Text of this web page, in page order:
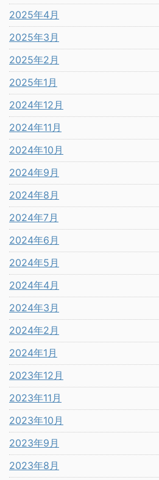
2025年4月
2025年3月
2025年2月
2025年1月
2024年12月
2024年11月
2024年10月
2024年9月
2024年8月
2024年7月
2024年6月
2024年5月
2024年4月
2024年3月
2024年2月
2024年1月
2023年12月
2023年11月
2023年10月
2023年9月
2023年8月